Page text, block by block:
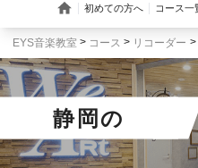
EYS音楽教室 コース リコーダー
静岡 の